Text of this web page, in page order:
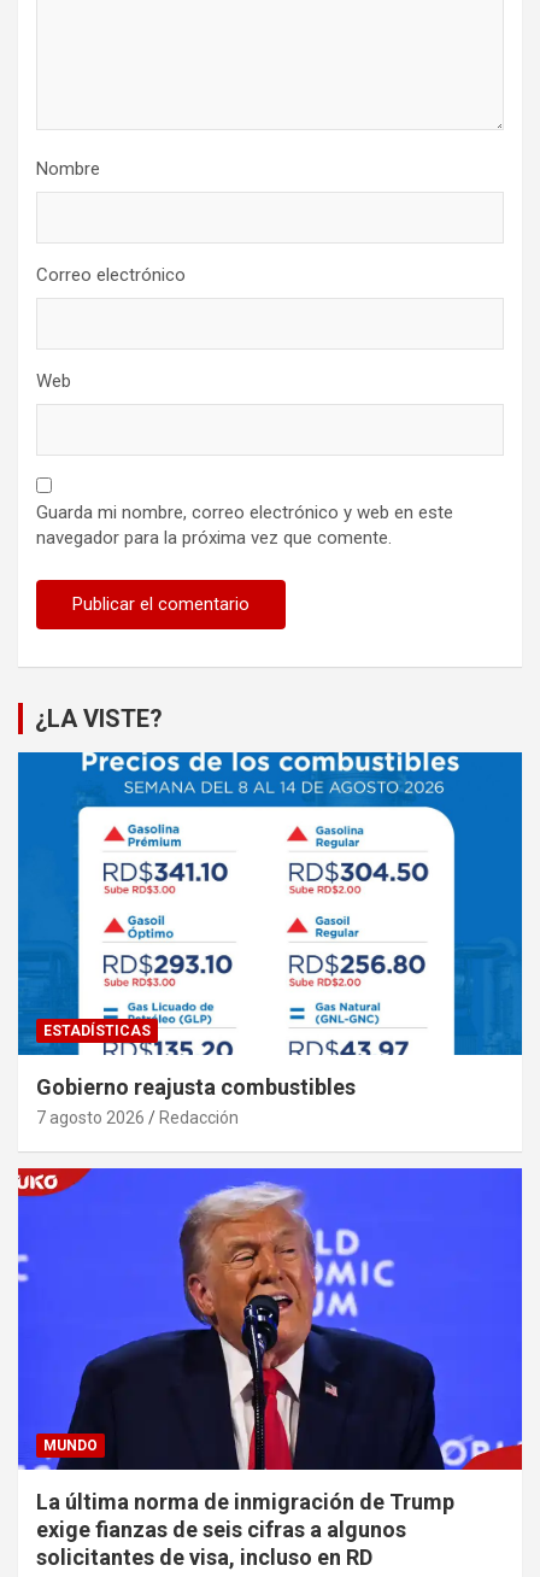
Nombre
Correo electrónico
Web
Guarda mi nombre, correo electrónico y web en este
navegador para la próxima vez que comente.
¿LA VISTE?
ESTADÍSTICAS
Gobierno reajusta combustibles
7 agosto 2026 Redacción
MUNDO
La última norma de inmigración de Trump
exige fianzas de seis cifras a algunos
solicitantes de visa, incluso en RD